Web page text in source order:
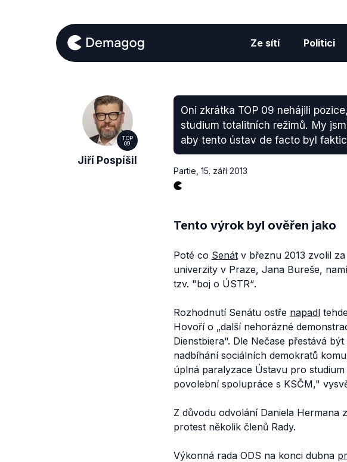
Ze sítí Politici
TOP
09
Jiří Pospíšil
Oni zkrátka TOP 09 nehájili
studium totalitních režimů. My
aby tento ústav de facto byl
Partie 15. září 2013
Tento výrok byl ověřen jako
Poté co Senátv březnu 2013 zvolil
univerzity v Praze, Jana Bureše,
tzv. "boj o ÚSTR“.
Rozhodnutí Senátu ostře napadl
Hovoří o „další nehorázné
Dienstbiera“. Dle Nečase přestává
nadbíhání sociálních demokratů
úplná paralyzace Ústavu pro
povolební spolupráce s KSČM,"
Z důvodu odvolání Daniela Hermana
protest několik členů Rady.
Výkonná rada ODS na konci dubna